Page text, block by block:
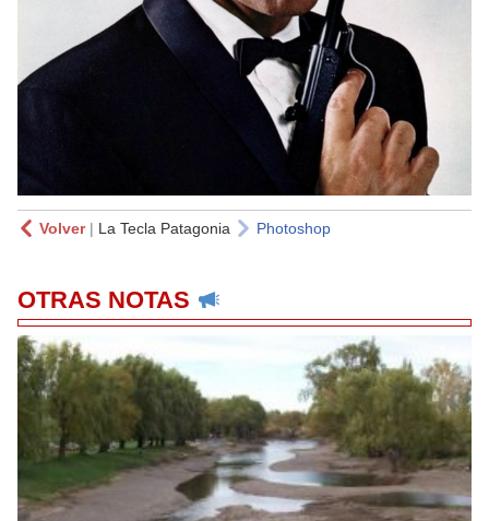
Volver| La Tecla Patagonia Photoshop
OTRAS NOTAS